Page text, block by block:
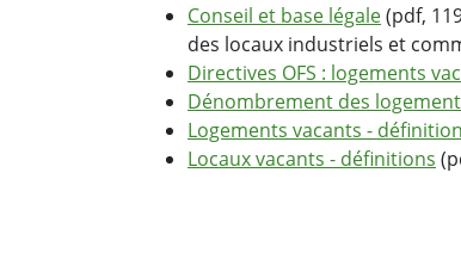
Conseil et base légale(pdf,
des locaux industriels et
Directives OFS : logements
Dénombrement des
Logements vacants -
Locaux vacants - définitions